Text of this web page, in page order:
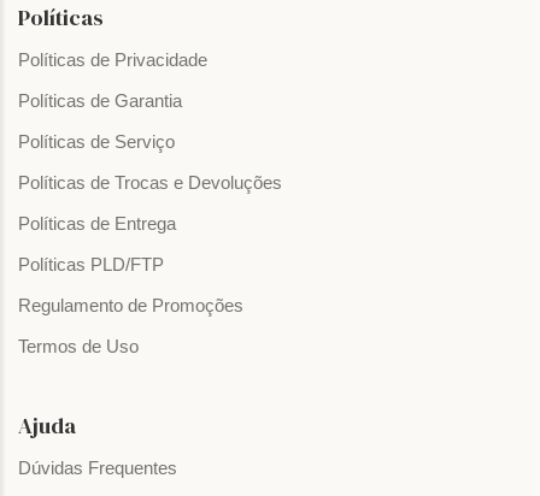
Políticas
Políticas de Privacidade
Políticas de Garantia
Políticas de Serviço
Políticas de Trocas e Devoluções
Políticas de Entrega
Políticas PLD/FTP
Regulamento de Promoções
Termos de Uso
Ajuda
Dúvidas Frequentes